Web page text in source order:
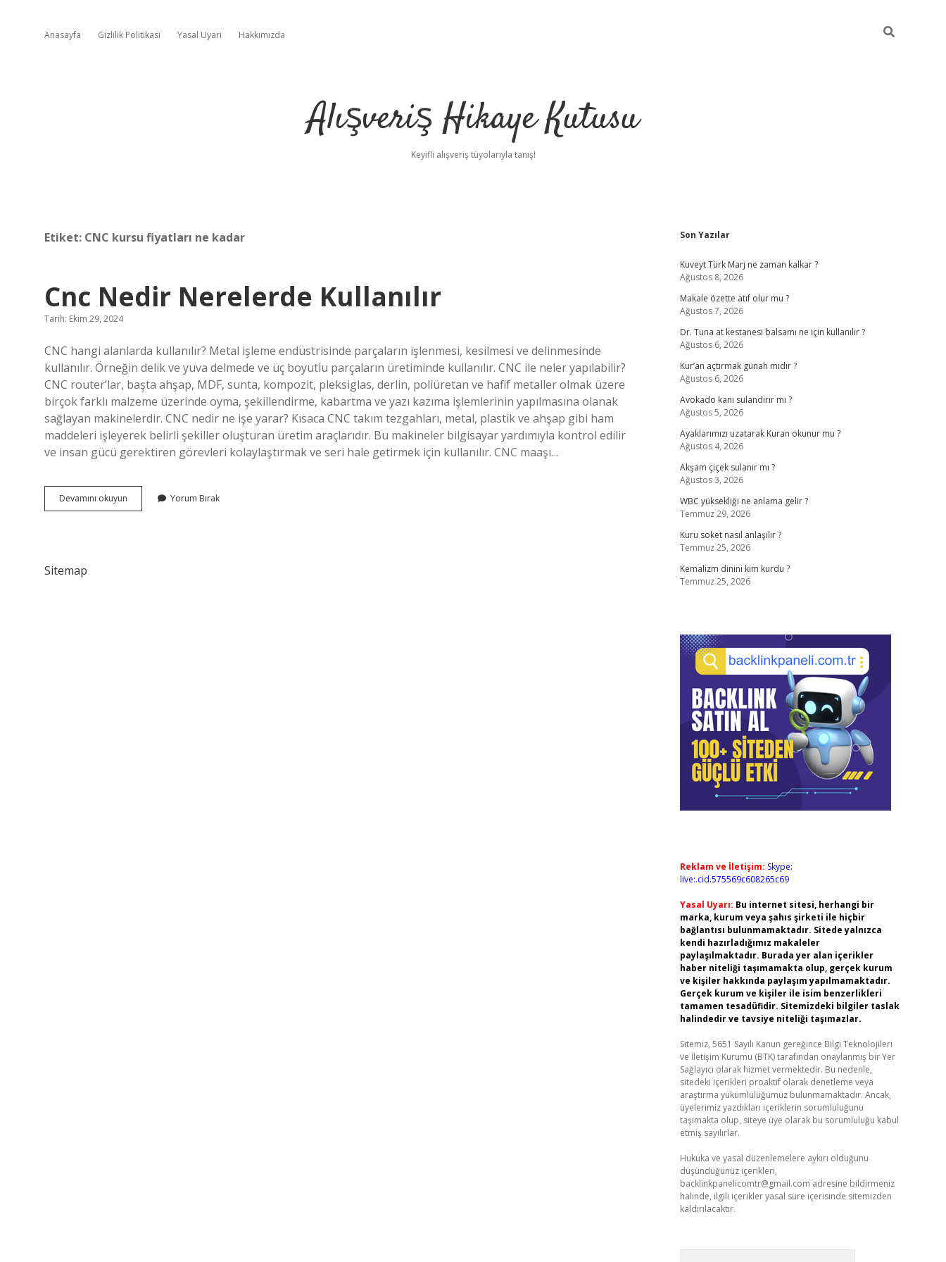
Anasayfa Gizlilik Politikası Yasal Uyarı Hakkımızda
Alışveriş Hikaye Kutusu
Keyifli alışveriş tüyolarıyla tanış!
Etiket: CNC kursu fiyatları ne kadar
Cnc Nedir Nerelerde Kullanılır
Tarih: Ekim 29, 2024
CNC hangi alanlarda kullanılır? Metal işleme endüstrisinde parçaların işlenmesi, kesilmesi ve delinmesinde
kullanılır. Örneğin delik ve yuva delmede ve üç boyutlu parçaların üretiminde kullanılır. CNC ile neler yapılabilir?
CNC router’lar, başta ahşap, MDF, sunta, kompozit, pleksiglas, derlin, poliüretan ve hafif metaller olmak üzere
birçok farklı malzeme üzerinde oyma, şekillendirme, kabartma ve yazı kazıma işlemlerinin yapılmasına olanak
sağlayan makinelerdir. CNC nedir ne işe yarar? Kısaca CNC takım tezgahları, metal, plastik ve ahşap gibi ham
maddeleri işleyerek belirli şekiller oluşturan üretim araçlarıdır. Bu makineler bilgisayar yardımıyla kontrol edilir
ve insan gücü gerektiren görevleri kolaylaştırmak ve seri hale getirmek için kullanılır. CNC maaşı…
Devamını okuyun
Nedir
Yorum Bırak
Sitemap
Sidebar
Son Yazılar
Kuveyt Türk Marj ne zaman kalkar ?
Ağustos 8, 2026
Makale özette atıf olur mu ?
Ağustos 7, 2026
Dr. Tuna at kestanesi balsamı ne için kullanılır ?
Ağustos 6, 2026
Kur’an açtırmak günah mıdır ?
Ağustos 6, 2026
Avokado kanı sulandırır mı ?
Ağustos 5, 2026
Ayaklarımızı uzatarak Kuran okunur mu ?
Ağustos 4, 2026
Akşam çiçek sulanır mı ?
Ağustos 3, 2026
WBC yüksekliği ne anlama gelir ?
Temmuz 29, 2026
Kuru soket nasıl anlaşılır ?
Temmuz 25, 2026
Kemalizm dinini kim kurdu ?
Temmuz 25, 2026
Reklam ve İletişim: Skype:
live:.cid.575569c608265c69
Yasal Uyarı: Bu internet sitesi, herhangi bir
marka, kurum veya şahıs şirketi ile hiçbir
bağlantısı bulunmamaktadır. Sitede yalnızca
kendi hazırladığımız makaleler
paylaşılmaktadır. Burada yer alan içerikler
haber niteliği taşımamakta olup, gerçek kurum
ve kişiler hakkında paylaşım yapılmamaktadır.
Gerçek kurum ve kişiler ile isim benzerlikleri
tamamen tesadüfidir. Sitemizdeki bilgiler taslak
halindedir ve tavsiye niteliği taşımazlar.
Sitemiz, 5651 Sayılı Kanun gereğince Bilgi Teknolojileri
ve İletişim Kurumu (BTK) tarafından onaylanmış bir Yer
Sağlayıcı olarak hizmet vermektedir. Bu nedenle,
sitedeki içerikleri proaktif olarak denetleme veya
araştırma yükümlülüğümüz bulunmamaktadır. Ancak,
üyelerimiz yazdıkları içeriklerin sorumluluğunu
taşımakta olup, siteye üye olarak bu sorumluluğu kabul
etmiş sayılırlar.
Hukuka ve yasal düzenlemelere aykırı olduğunu
düşündüğünüz içerikleri,
backlinkpanelicomtr@gmail.com adresine bildirmeniz
halinde, ilgili içerikler yasal süre içerisinde sitemizden
kaldırılacaktır.